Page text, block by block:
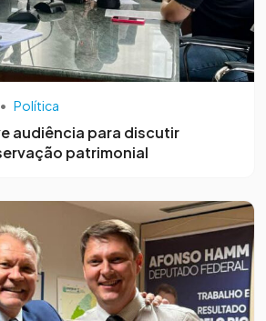
• Política
audiência para discutir
patrimonial